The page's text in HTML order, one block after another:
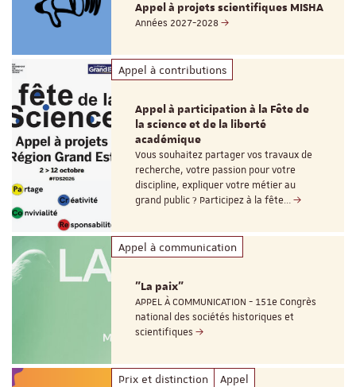
Appel à projets scientifiques MISHA
Années 2027-2028
Appel à contributions
Appel à participation à la Fête de
la science et de la liberté
académique
Vous souhaitez partager vos travaux de
recherche, votre passion pour votre
discipline, expliquer votre métier au
grand public ? Participez à la fête…
Appel à communication
"La paix"
APPEL À COMMUNICATION - 151e Congrès
national des sociétés historiques et
scientifiques
Prix et distinction Appel